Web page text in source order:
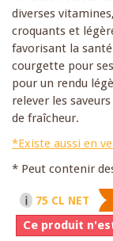
diverses
croquants et
favorisant la
courgette pour
pour un rendu
relever les
de fraîcheur.
*Existe aussi en
* Peut contenir
75 CL NET
Ce produit